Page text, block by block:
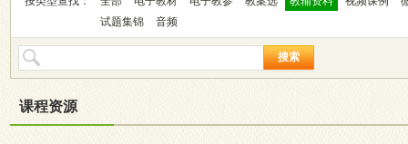
试题集锦
音频
搜索
课程资源